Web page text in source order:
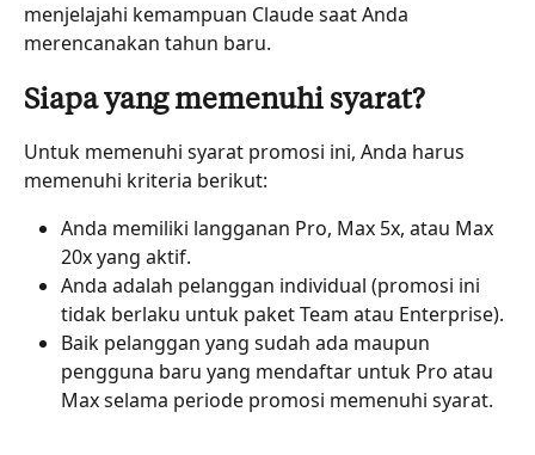
menjelajahi kemampuan Claude saat Anda
merencanakan tahun baru.
Siapa yang memenuhi syarat?
Untuk memenuhi syarat promosi ini, Anda harus
memenuhi kriteria berikut:
Anda memiliki langganan Pro, Max 5x, atau Max
20x yang aktif.
Anda adalah pelanggan individual (promosi ini
tidak berlaku untuk paket Team atau Enterprise).
Baik pelanggan yang sudah ada maupun
pengguna baru yang mendaftar untuk Pro atau
Max selama periode promosi memenuhi syarat.